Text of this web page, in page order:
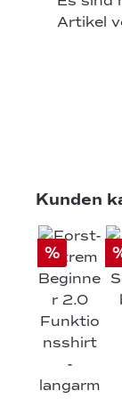
Artikel
Kunden
%